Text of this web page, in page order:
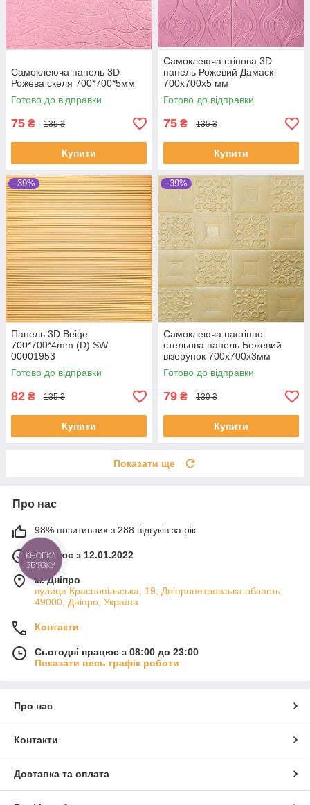
Самоклеюча панель 3D
Рожева скеля 700*700*5мм
Готово до відправки
75 ₴ 135 ₴
Купити
Самоклеюча стінова 3D
панель Рожевий Дамаск
700х700х5 мм
Готово до відправки
75 ₴ 135 ₴
Купити
–39%
Панель 3D Beige
700*700*4mm (D) SW-
00001953
Готово до відправки
82 ₴ 135 ₴
Купити
–39%
Самоклеюча настінно-
стельова панель Бежевий
візерунок 700x700x3мм
Готово до відправки
79 ₴ 130 ₴
Купити
Показати ще
Про нас
98% позитивних з 288 відгуків за рік
Працює з 12.01.2022
м. Дніпро
вулиця Краснопільська, 19, Дніпропетровська область,
49000, Дніпро, Україна
Контакти
Сьогодні працює з 08:00 до 23:00
Показати весь графік роботи
Про нас
Контакти
Доставка та оплата
КНОПКА
ЗВ'ЯЗКУ